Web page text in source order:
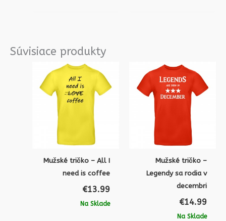
Súvisiace produkty
Mužské tričko – All I
need is coffee
€13.99
Na Sklade
Mužské tričko –
Legendy sa rodia v
decembri
€14.99
Na Sklade